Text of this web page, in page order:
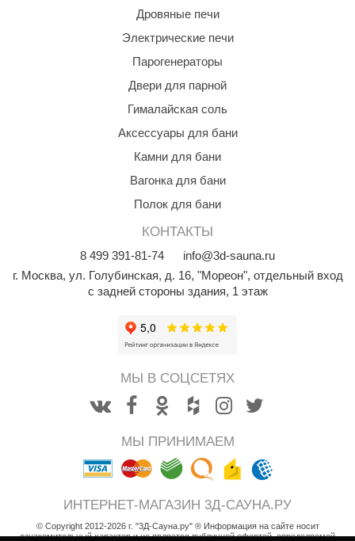
Дровяные печи
Электрические печи
Парогенераторы
Двери для парной
Гималайская соль
Аксессуары для бани
Камни для бани
Вагонка для бани
Полок для бани
КОНТАКТЫ
8 499 391-81-74
info@3d-sauna.ru
г. Москва, ул. Голубинская, д. 16, "Мореон", отдельный вход
с задней стороны здания, 1 этаж
МЫ В СОЦСЕТЯХ
МЫ ПРИНИМАЕМ
ИНТЕРНЕТ-МАГАЗИН 3Д-САУНА.РУ
© Copyright 2012-2026 г. "3Д-Сауна.ру" ® Информация на сайте носит
ознакомительный характер и не является публичной офертой, определяемой